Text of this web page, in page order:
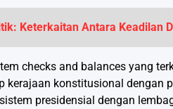
Keterkaitan Antara Keadilan
checks and balances yang
kerajaan konstitusional dengan
presidensial dengan